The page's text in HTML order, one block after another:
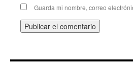
Guarda mi nombre, correo